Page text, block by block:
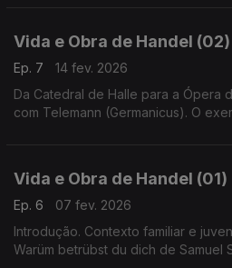
Vida e Obra de Handel (02)
Ep. 7
14 fev. 2026
Da Catedral de Halle para a Ópera
com Telemann (Germanicus). O
Vida e Obra de Handel (01)
Ep. 6
07 fev. 2026
Introdução. Contexto familiar e
Warüm betrübst du dich de Samuel